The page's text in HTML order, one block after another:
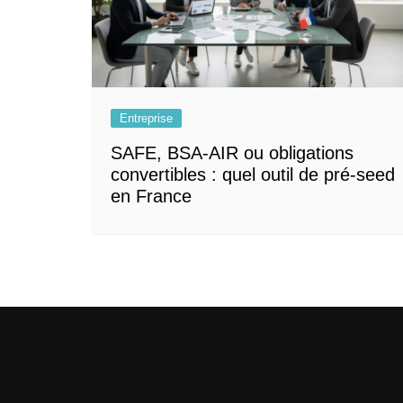
Entreprise
SAFE, BSA‑AIR ou obligations
convertibles : quel outil de pré‑seed
en France